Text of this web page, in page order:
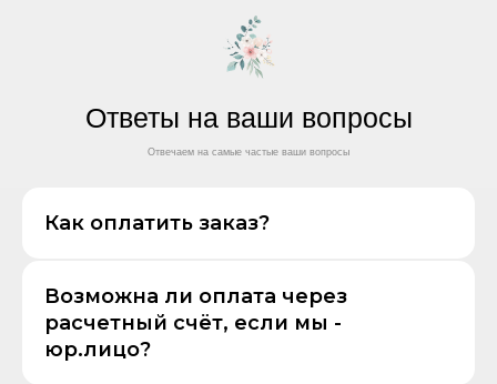
Ответы на ваши вопросы
Отвечаем на самые частые ваши вопросы
Как оплатить заказ?
Возможна ли оплата через
расчетный счёт, если мы -
юр.лицо?